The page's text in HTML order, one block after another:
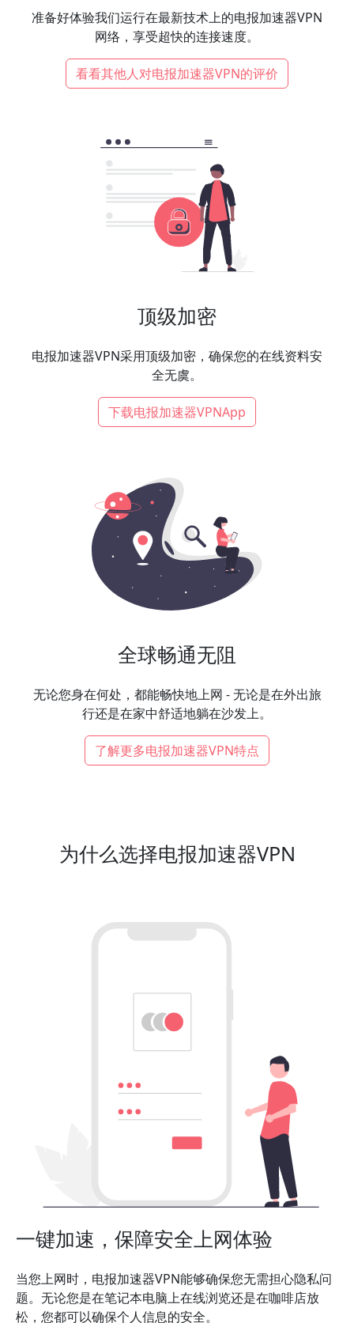
准备好体验我们运行在最新技术上的电报加速器VPN
网络，享受超快的连接速度。
看看其他人对电报加速器VPN的评价
顶级加密
电报加速器VPN采用顶级加密，确保您的在线资料安
全无虞。
下载电报加速器VPNApp
全球畅通无阻
无论您身在何处，都能畅快地上网 - 无论是在外出旅
行还是在家中舒适地躺在沙发上。
了解更多电报加速器VPN特点
为什么选择电报加速器VPN
一键加速，保障安全上网体验
当您上网时，电报加速器VPN能够确保您无需担心隐私问
题。无论您是在笔记本电脑上在线浏览还是在咖啡店放
松，您都可以确保个人信息的安全。